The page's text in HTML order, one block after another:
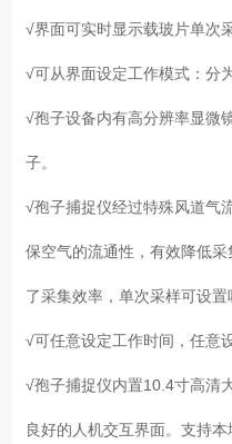
√界面可实时显示载玻片单次
√可从界面设定工作模式：分
√孢子设备内有高分辨率显微
子。
√孢子捕捉仪经过特殊风道气
保空气的流通性，有效降低
了采集效率，单次采样可设
√可任意设定工作时间，任意
√孢子捕捉仪内置10.4寸高清
良好的人机交互界面。支持